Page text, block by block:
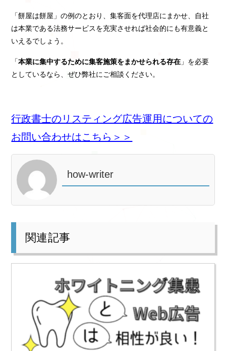
「餅屋は餅屋」の例のとおり、集客面を代理店にまかせ、自社
は本業である法務サービスを充実させれば社会的にも有意義と
いえるでしょう。
「本業に集中するために集客施策をまかせられる存在 」を必要
としているなら、ぜひ弊社にご相談ください。
行政書士のリスティング広告運用についての
お問い合わせはこちら＞＞
how-writer
関連記事